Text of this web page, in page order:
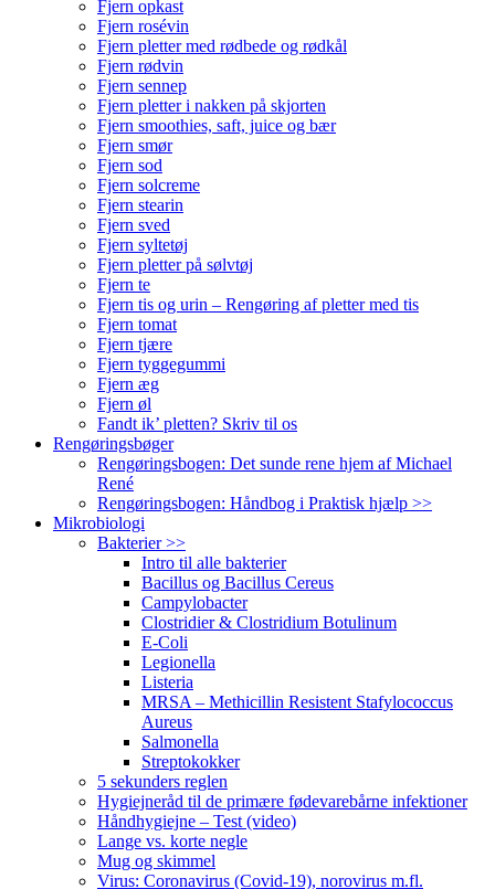
Fjern opkast
Fjern rosévin
Fjern pletter med rødbede og rødkål
Fjern rødvin
Fjern sennep
Fjern pletter i nakken på skjorten
Fjern smoothies, saft, juice og bær
Fjern smør
Fjern sod
Fjern solcreme
Fjern stearin
Fjern sved
Fjern syltetøj
Fjern pletter på sølvtøj
Fjern te
Fjern tis og urin – Rengøring af pletter med tis
Fjern tomat
Fjern tjære
Fjern tyggegummi
Fjern æg
Fjern øl
Fandt ik’ pletten? Skriv til os
Rengøringsbøger
Rengøringsbogen: Det sunde rene hjem af Michael
René
Rengøringsbogen: Håndbog i Praktisk hjælp >>
Mikrobiologi
Bakterier >>
Intro til alle bakterier
Bacillus og Bacillus Cereus
Campylobacter
Clostridier & Clostridium Botulinum
E-Coli
Legionella
Listeria
MRSA – Methicillin Resistent Stafylococcus
Aureus
Salmonella
Streptokokker
5 sekunders reglen
Hygiejneråd til de primære fødevarebårne infektioner
Håndhygiejne – Test (video)
Lange vs. korte negle
Mug og skimmel
Virus: Coronavirus (Covid-19), norovirus m.fl.